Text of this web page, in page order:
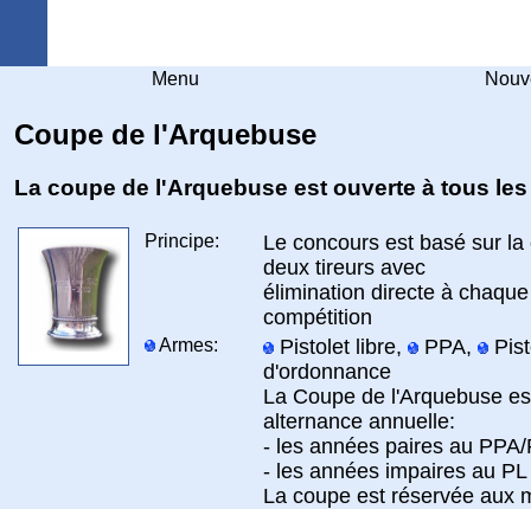
Menu
Coupe de l'Arquebuse
La coupe de l'Arquebuse est ouverte à tous
Principe:
Le concours est basé sur
deux tireurs avec
élimination directe à
compétition
Armes: Pistolet libre, PPA,
d'ordonnance
La Coupe de l'Arquebuse
alternance annuelle:
- les années paires au PPA/
- les années impaires au PL
La coupe est réservée aux